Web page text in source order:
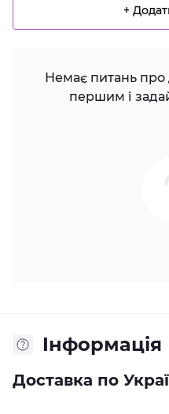
+
Немає питань про
першим і
Iнформація
Доставка по